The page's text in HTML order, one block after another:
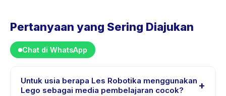
Pertanyaan yang Sering Diajukan
Chat di WhatsApp
Untuk usia berapa Les Robotika menggunakan
Lego sebagai media pembelajaran cocok?
+